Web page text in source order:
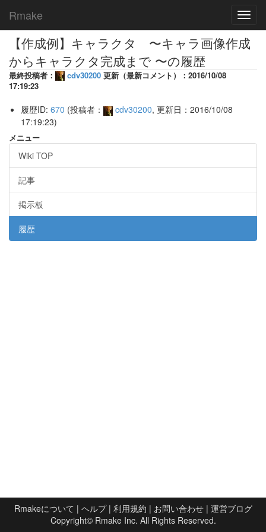
Rmake
【作成例】キャラクタ 〜キャラ画像作成
からキャラクタ完成まで 〜の履歴
最終投稿者： cdv30200 更新（最新コメント）：2016/10/08
17:19:23
履歴ID: 670 (投稿者： cdv30200, 更新日：2016/10/08
17:19:23)
メニュー
Wiki TOP
記事
掲示板
履歴
Rmakeについて | ヘルプ| 利用規約 | お問い合わせ| 運営ブログ
Copyright© Rmake Inc. All Rights Reserved.